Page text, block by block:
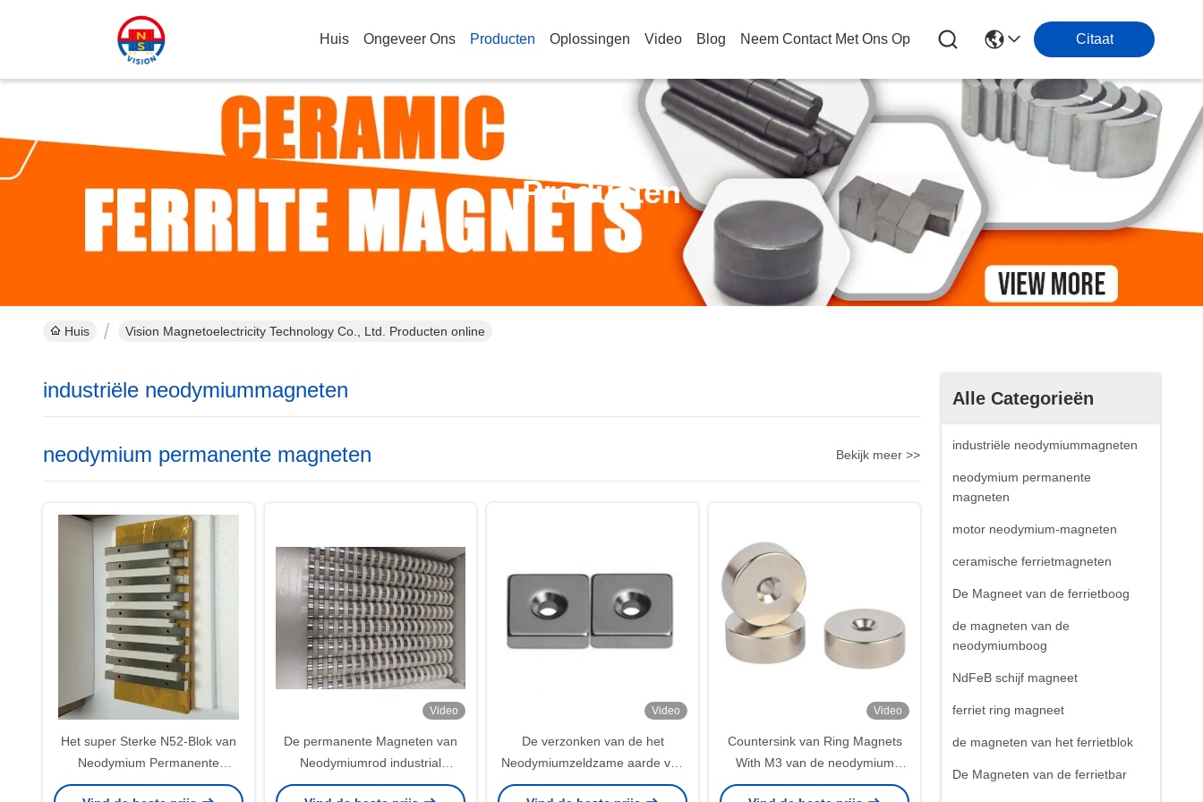
Huis Ongeveer Ons Producten Oplossingen Video Blog Neem Contact Met Ons Op Citaat
Producten
Huis Vision Magnetoelectricity Technology Co., Ltd. Producten online
Alle Categorieën
industriële neodymiummagneten
neodymium permanente
magneten
motor neodymium-magneten
ceramische ferrietmagneten
De Magneet van de ferrietboog
de magneten van de
neodymiumboog
NdFeB schijf magneet
ferriet ring magneet
de magneten van het ferrietblok
De Magneten van de ferrietbar
industriële neodymiummagneten
neodymium permanente magneten Bekijk meer >>
Het super Sterke N52-Blok van
Neodymium Permanente
Magneten met Twee verzonk
Video
De permanente Magneten van
Neodymiumrod industrial
neodymium cylinder D50X15 N52
Video
De verzonken van de het
Neodymiumzeldzame aarde van
de Gatenn52 Rang Permanente
Video
Countersink van Ring Magnets
With M3 van de neodymium
Permanente Zeldzame aarde